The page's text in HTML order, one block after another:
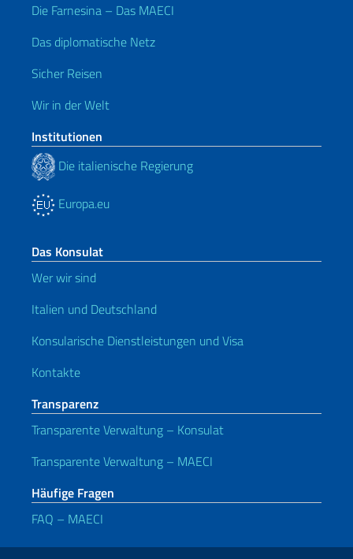
Die Farnesina – Das MAECI
Das diplomatische Netz
Sicher Reisen
Wir in der Welt
Institutionen
Die italienische Regierung
Europa.eu
Das Konsulat
Wer wir sind
Italien und Deutschland
Konsularische Dienstleistungen und Visa
Kontakte
Transparenz
Transparente Verwaltung – Konsulat
Transparente Verwaltung – MAECI
Häufige Fragen
FAQ – MAECI